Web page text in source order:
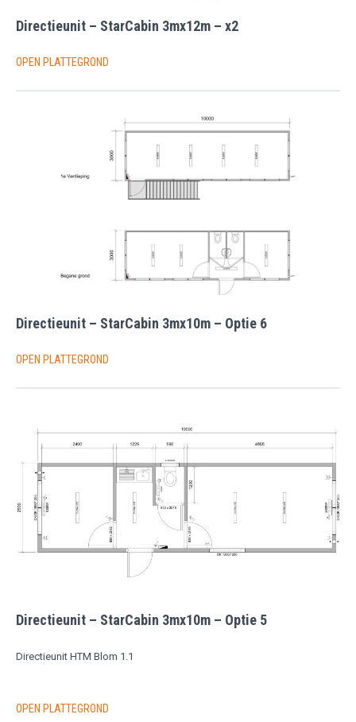
Directieunit – StarCabin 3mx12m – x2
OPEN PLATTEGROND
Directieunit – StarCabin 3mx10m – Optie 6
OPEN PLATTEGROND
Directieunit – StarCabin 3mx10m – Optie 5
Directieunit HTM Blom 1.1
OPEN PLATTEGROND